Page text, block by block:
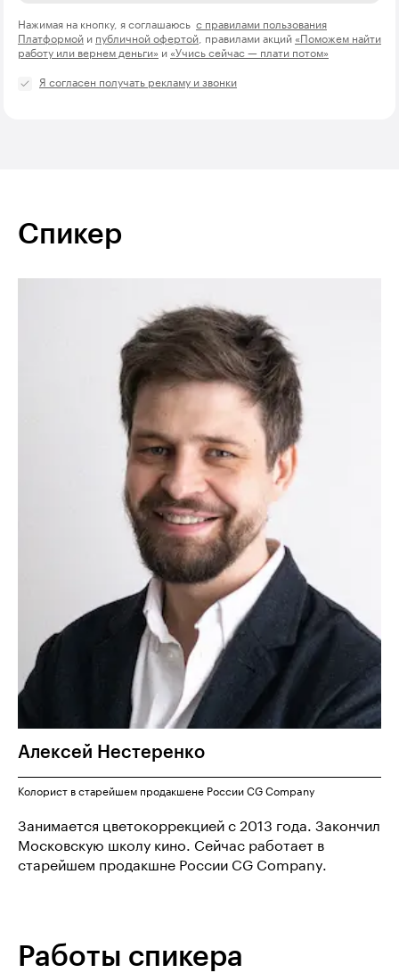
Нажимая на кнопку, я соглашаюсь с правилами пользования
Платформой и публичной офертой , правилами акций «Поможем найти
работу или вернем деньги» и «Учись сейчас — плати потом»
Я согласен получать рекламу и звонки
Спикер
Алексей Нестеренко
Колорист в старейшем продакшене России CG Company
Занимается цветокоррекцией с 2013 года. Закончил
Московскую школу кино. Сейчас работает в
старейшем продакшне России CG Company.
Работы спикера